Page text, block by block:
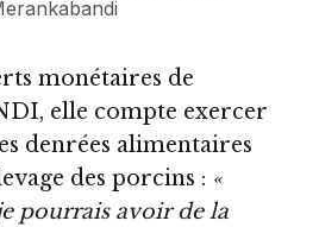
monétaires de
elle compte exercer
denrées alimentaires
des porcins : «
pourrais avoir de la